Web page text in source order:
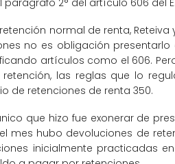
normal de renta, Reteiva
no es obligación presentarlo
artículos como el 606.
retención, las reglas que lo
de retenciones de renta 350.
que hizo fue exonerar de
mes hubo devoluciones de
inicialmente practicadas